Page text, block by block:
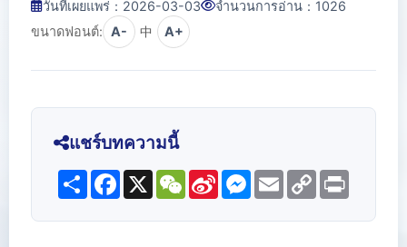
วันที่เผยแพร่：2026-03-03 จำนวนการอ่าน： 1026
ขนาดฟอนต์: A- 中 A+
แชร์บทความนี้
ShareFacebook
X WeChat
Sina
Weibo
Messenger
EmailCopy
Link